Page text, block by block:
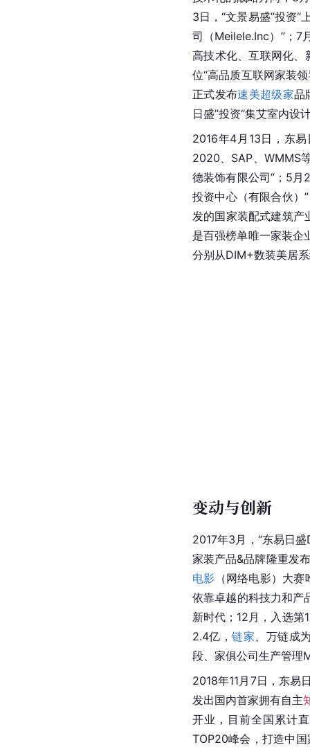
3日，“文景易盛”投资“
司（Meilele.Inc）”；7
高技术化、互联网化、
位“高品质互联网家装
正式发布速美超级家品
日盛”投资“集艾室内设
2016年4月13日，东
2020、SAP、WMMS
德装饰有限公司”；5月
投资中心（有限合伙）
发的国家装配式建筑产
是百强榜单唯一家装
分别从DIM+数装美居
变动与创新
2017年3月，“东易日
家装产品&品牌隆重发
电影 （网络电影）大
依靠卓越的科技力和产
新时代；12月，入选
2.4亿，链家、万链成
段、家俱公司生产管理
2018年11月7日，东易
发出国内首家拥有自主
开业，目前全国累计
TOP20峰会，打造中